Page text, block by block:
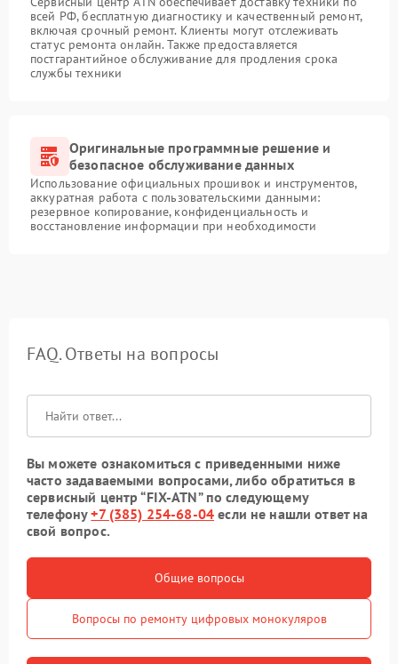
всей РФ, бесплатную диагностику и качественный ремонт,
включая срочный ремонт. Клиенты могут отслеживать
статус ремонта онлайн. Также предоставляется
постгарантийное обслуживание для продления срока
службы техники
Оригинальные программные решение и
безопасное обслуживание данных
Использование официальных прошивок и инструментов,
аккуратная работа с пользовательскими данными:
резервное копирование, конфиденциальность и
восстановление информации при необходимости
FAQ. Ответы на вопросы
Вы можете ознакомиться с приведенными ниже
часто задаваемыми вопросами, либо обратиться в
сервисный центр “FIX-ATN” по следующему
телефону+7 (385) 254-68-04 если не нашли ответ на
свой вопрос.
Общие вопросы
Вопросы по ремонту цифровых монокуляров